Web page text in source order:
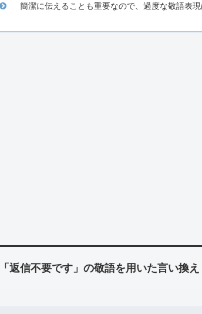
簡潔に伝えることも重要なので、過度な敬語表
「返信不要です」の敬語を用いた言い換え